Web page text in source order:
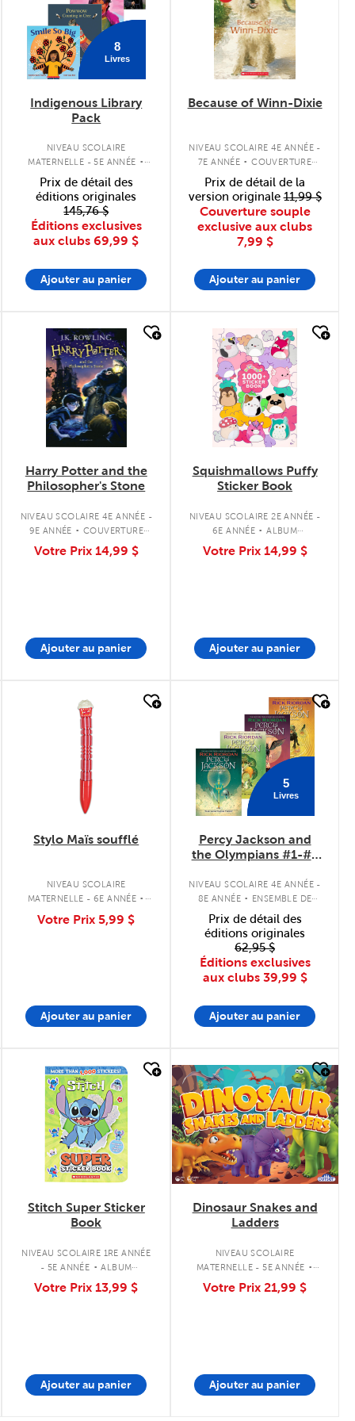
8
Livres
Indigenous Library
Pack
NIVEAU SCOLAIRE
MATERNELLE - 5E ANNÉE .
ENSEMBLE DE LIVRES À
COUVERTURE SOUPLE
Prix de détail des
éditions originales
145,76 $
Éditions exclusives
aux clubs69,99 $
Ajouter au panier
Because of Winn-Dixie
NIVEAU SCOLAIRE 4E ANNÉE -
7E ANNÉE . COUVERTURE
SOUPLE
Prix de détail de la
version originale11,99 $
Couverture souple
exclusive aux clubs
7,99 $
Ajouter au panier
quick look
Harry Potter and the
Philosopher's Stone
NIVEAU SCOLAIRE 4E ANNÉE -
9E ANNÉE . COUVERTURE
SOUPLE
Votre Prix 14,99 $
Ajouter au panier
quick look
Squishmallows Puffy
Sticker Book
NIVEAU SCOLAIRE 2E ANNÉE -
6E ANNÉE . ALBUM
D'AUTOCOLLANTS
Votre Prix 14,99 $
Ajouter au panier
quick look
Stylo Maïs soufflé
NIVEAU SCOLAIRE
MATERNELLE - 6E ANNÉE .
Votre Prix5,99 $
Ajouter au panier
5
Livres
Percy Jackson and
the Olympians #1-#5
NIVEAU SCOLAIRE 4E ANNÉE -
8E ANNÉE . ENSEMBLE DE
LIVRES À COUVERTURE
SOUPLE
Prix de détail des
éditions originales
62,95 $
Éditions exclusives
aux clubs 39,99 $
Ajouter au panier
quick look
Stitch Super Sticker
Book
NIVEAU SCOLAIRE 1RE ANNÉE
- 5E ANNÉE . ALBUM
D'AUTOCOLLANTS
Votre Prix13,99 $
Ajouter au panier
quick look
Dinosaur Snakes and
Ladders
NIVEAU SCOLAIRE
MATERNELLE - 5E ANNÉE .
JEU DE SOCIÉTÉ
Votre Prix21,99 $
Ajouter au panier